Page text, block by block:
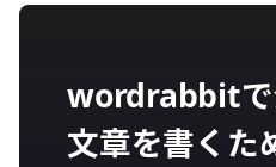
wordrabbitで
文章を書くた